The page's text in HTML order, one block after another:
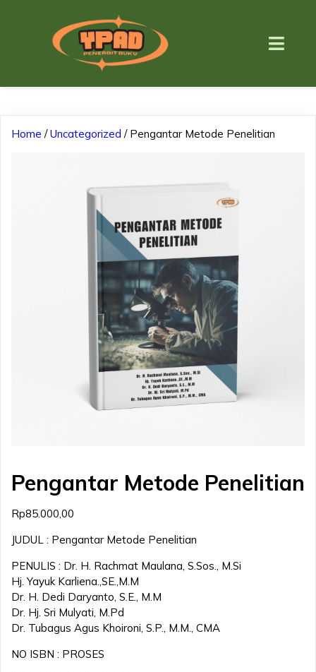
Home /Uncategorized / Pengantar Metode Penelitian
Pengantar Metode Penelitian
Rp85.000,00
JUDUL : Pengantar Metode Penelitian
PENULIS : Dr. H. Rachmat Maulana, S.Sos., M.Si
Hj. Yayuk Karliena.,SE.,M.M
Dr. H. Dedi Daryanto, S.E., M.M
Dr. Hj. Sri Mulyati, M.Pd
Dr. Tubagus Agus Khoironi, S.P., M.M., CMA
NO ISBN : PROSES